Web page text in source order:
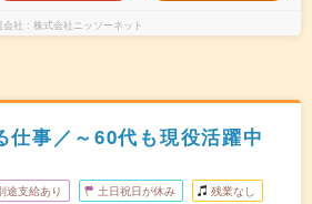
社 株式会社ニッソーネット
仕事／～60代も現役活躍中
途支給あり 土日祝日が休み 残業なし